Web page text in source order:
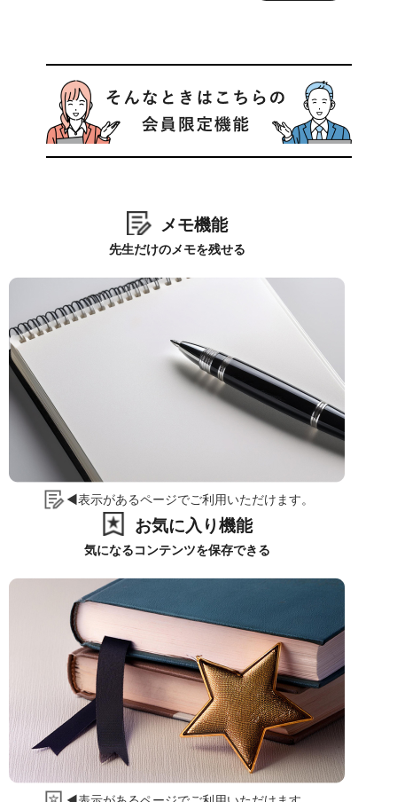
メモ機能
先生だけのメモを残せる
◀表示があるページでご利用いただけます。
お気に入り機能
気になるコンテンツを保存できる